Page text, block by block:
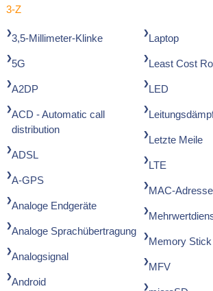
3-Z
3,5-Millimeter-Klinke
5G
A2DP
ACD - Automatic call
distribution
ADSL
A-GPS
Analoge Endgeräte
Analoge Sprachübertragung
Analogsignal
Android
Laptop
Least Cost
LED
Letzte Meile
LTE
MAC-Adresse
Memory
MFV